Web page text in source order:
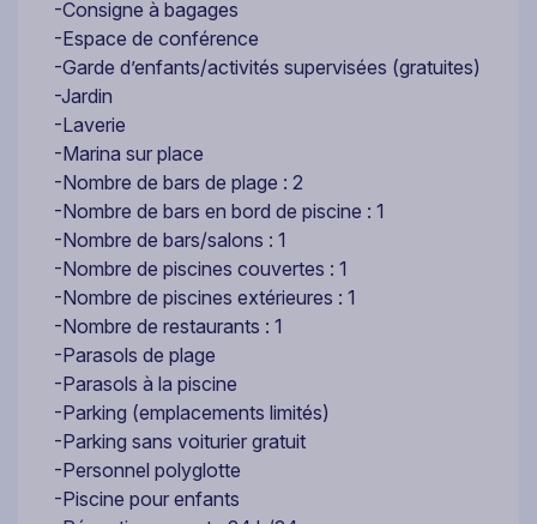
-Consigne à bagages
-Espace de conférence
-Garde d’enfants/activités supervisées (gratuites)
-Jardin
-Laverie
-Marina sur place
-Nombre de bars de plage : 2
-Nombre de bars en bord de piscine : 1
-Nombre de bars/salons : 1
-Nombre de piscines couvertes : 1
-Nombre de piscines extérieures : 1
-Nombre de restaurants : 1
-Parasols de plage
-Parasols à la piscine
-Parking (emplacements limités)
-Parking sans voiturier gratuit
-Personnel polyglotte
-Piscine pour enfants